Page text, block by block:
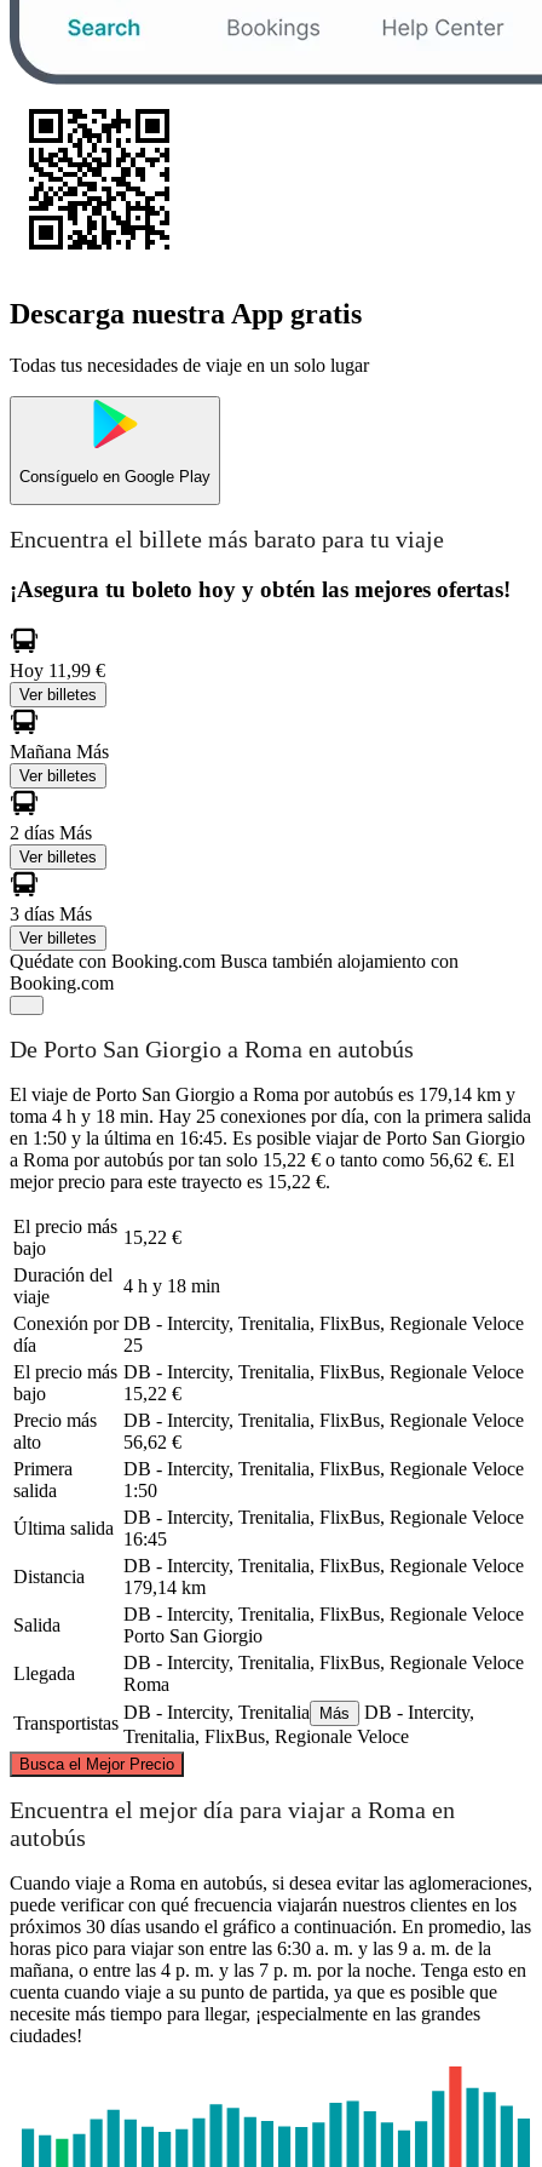
Descarga nuestra App gratis
Todas tus necesidades de viaje en un solo lugar
Consíguelo en Google Play
Encuentra el billete más barato para tu viaje
¡Asegura tu boleto hoy y obtén las mejores ofertas!
Hoy 11,99 €
Ver billetes
Mañana Más
Ver billetes
2 días Más
Ver billetes
3 días Más
Ver billetes
Quédate con Booking.com Busca también alojamiento con
Booking.com
De Porto San Giorgio a Roma en autobús
El viaje de Porto San Giorgio a Roma por autobús es 179,14 km y
toma 4 h y 18 min. Hay 25 conexiones por día, con la primera salida
en 1:50 y la última en 16:45. Es posible viajar de Porto San Giorgio
a Roma por autobús por tan solo 15,22 € o tanto como 56,62 €. El
mejor precio para este trayecto es 15,22 €.
El precio más
bajo
15,22 €
Duración del
viaje
4 h y 18 min
Conexión por
día
DB - Intercity, Trenitalia, FlixBus, Regionale Veloce
25
El precio más
bajo
DB - Intercity, Trenitalia, FlixBus, Regionale Veloce
15,22 €
Precio más
alto
DB - Intercity, Trenitalia, FlixBus, Regionale Veloce
56,62 €
Primera
salida
DB - Intercity, Trenitalia, FlixBus, Regionale Veloce
1:50
Última salida
DB - Intercity, Trenitalia, FlixBus, Regionale Veloce
16:45
Distancia
DB - Intercity, Trenitalia, FlixBus, Regionale Veloce
179,14 km
Salida
DB - Intercity, Trenitalia, FlixBus, Regionale Veloce
Porto San Giorgio
Llegada
DB - Intercity, Trenitalia, FlixBus, Regionale Veloce
Roma
Transportistas
DB - Intercity, Trenitalia Más
DB - Intercity,
Trenitalia, FlixBus, Regionale Veloce
Busca el Mejor Precio
©CARTO, ©OpenStreetMap
Encuentra el mejor día para viajar a Roma en
autobús
Cuando viaje a Roma en autobús, si desea evitar las aglomeraciones,
puede verificar con qué frecuencia viajarán nuestros clientes en los
próximos 30 días usando el gráfico a continuación. En promedio, las
horas pico para viajar son entre las 6:30 a. m. y las 9 a. m. de la
mañana, o entre las 4 p. m. y las 7 p. m. por la noche. Tenga esto en
cuenta cuando viaje a su punto de partida, ya que es posible que
necesite más tiempo para llegar, ¡especialmente en las grandes
ciudades!